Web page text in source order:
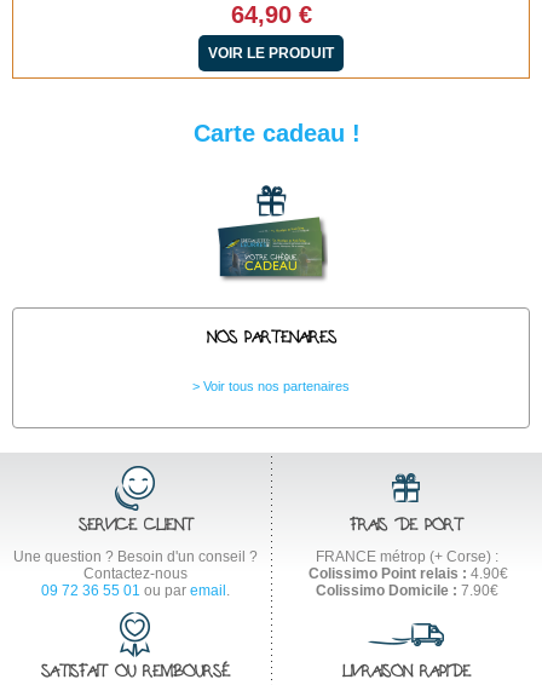
64,90 €
VOIR LE PRODUIT
Carte cadeau !
NOS PARTENAIRES
Voir tous nos partenaires
SERVICE CLIENT
Une question ? Besoin d'un conseil ?
Contactez-nous
09 72 36 55 01 ou par email .
FRAIS DE PORT
FRANCE métrop (+ Corse) :
Colissimo Point relais : 4.90€
Colissimo Domicile : 7.90€
SATISFAIT OU REMBOURSÉ LIVRAISON RAPIDE